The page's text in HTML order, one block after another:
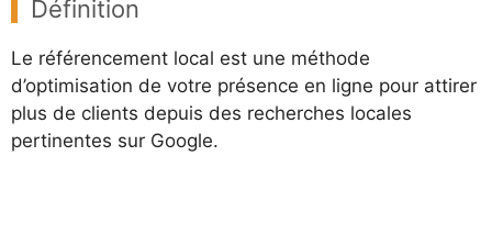
Définition
Le référencement local est une méthode
d’optimisation de votre présence en ligne pour attirer
plus de clients depuis des recherches locales
pertinentes sur Google.